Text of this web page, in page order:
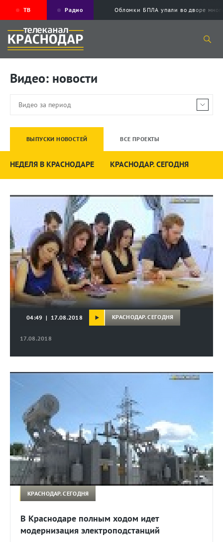
ТВ Радио Обломки БПЛА упали во дворе
Видео: новости
ВЫПУСКИ НОВОСТЕЙ ВСЕ ПРОЕКТЫ
НЕДЕЛЯ В КРАСНОДАРЕ КРАСНОДАР. СЕГОДНЯ
17.08.2018
04:49 | 17.08.2018 КРАСНОДАР. СЕГОДНЯ
КРАСНОДАР. СЕГОДНЯ
В Краснодаре полным ходом идет
модернизация электроподстанций